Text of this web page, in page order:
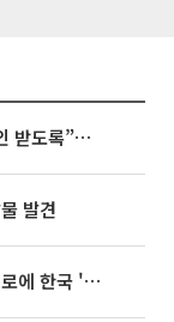
김정관 장관 “반도체 성과급, 주총 승인 받도록”…상법·자본시장법 개정 시사
발견
태풍 '돌핀' 이어 '찬홈' 등장…예상 경로에 한국 '한숨'